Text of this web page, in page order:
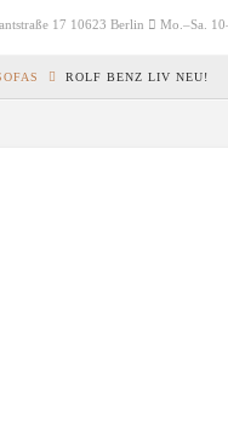
17 10623 Berlin Mo.–Sa.
ROLF BENZ LIV NEU!